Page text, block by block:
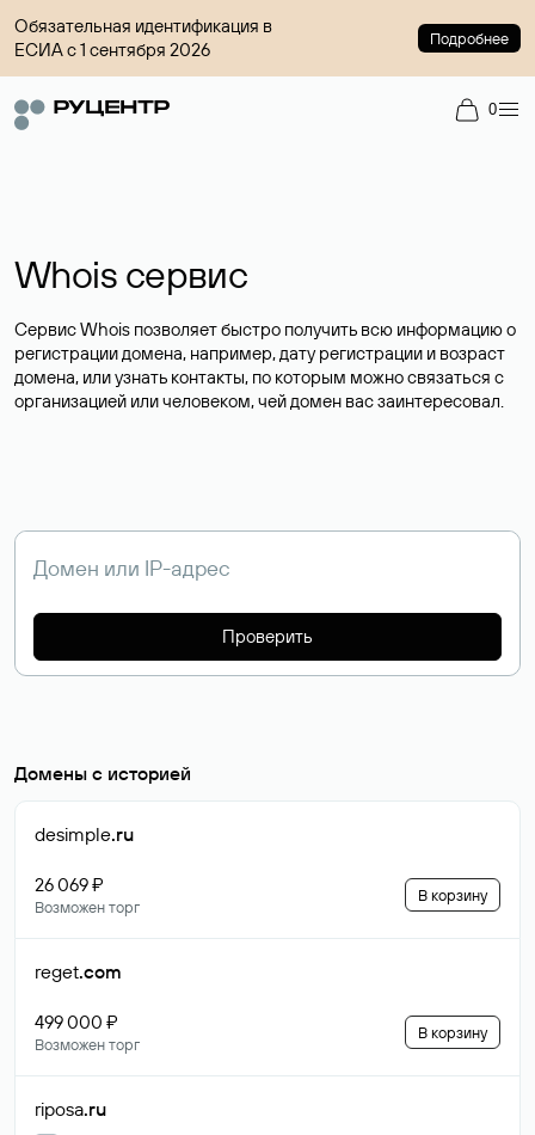
Обязательная идентификация в
ЕСИА с 1 сентября 2026
Подробнее
0
Whois сервис
Сервис Whois позволяет быстро получить всю информацию о
регистрации домена, например, дату регистрации и возраст
домена, или узнать контакты, по которым можно связаться с
организацией или человеком, чей домен вас заинтересовал.
Проверить
Домены с историей
desimple.ru
26 069 ₽
Возможен торг
В корзину
reget.com
499 000 ₽
Возможен торг
В корзину
riposa.ru